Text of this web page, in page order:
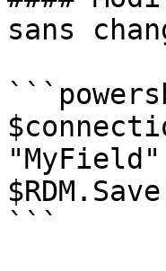
sans
"MyField"
```